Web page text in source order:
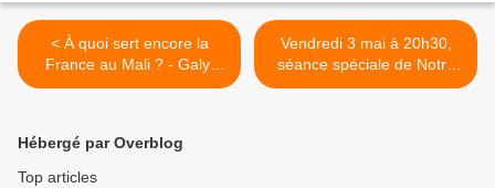
< À quoi sert encore la
France au Mali ? - Galy,
Groga-Bada, Mathias -
Vendredi 3 mai à 20h30,
séance spéciale de Notre
Monde au cinéma Les
Hébergé par Overblog
Top articles